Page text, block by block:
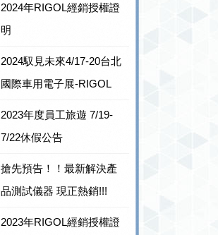
2024年RIGOL經銷授權證
明
2024馭見未來4/17-20台北
國際車用電子展-RIGOL
2023年度員工旅遊 7/19-
7/22休假公告
搶先預告！！最新解決產
品測試儀器 現正熱銷!!!
2023年RIGOL經銷授權證